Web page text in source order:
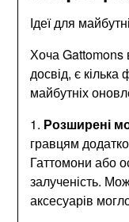
Ідеї для
Хоча Gattomons
досвід, є кілька
майбутніх
1. Розширені
гравцям
Гаттомони або
залученість.
аксесуарів